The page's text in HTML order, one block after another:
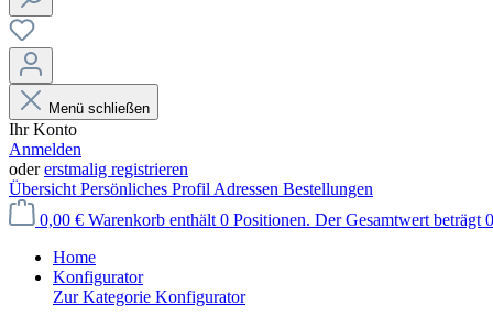
Menü schließen
Ihr Konto
Anmelden
odererstmalig registrieren
Übersicht Persönliches Profil Adressen Bestellungen
0,00 € Warenkorb enthält 0 Positionen. Der Gesamtwert beträgt
Home
Konfigurator
Zur Kategorie Konfigurator